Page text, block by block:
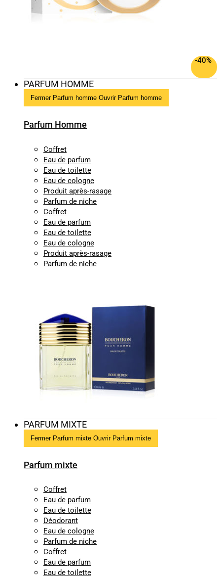
-40%
PARFUM HOMME
Fermer Parfum homme Ouvrir Parfum homme
Parfum Homme
Coffret
Eau de parfum
Eau de toilette
Eau de cologne
Produit après-rasage
Parfum de niche
Coffret
Eau de parfum
Eau de toilette
Eau de cologne
Produit après-rasage
Parfum de niche
PARFUM MIXTE
Fermer Parfum mixte Ouvrir Parfum mixte
Parfum mixte
Coffret
Eau de parfum
Eau de toilette
Déodorant
Eau de cologne
Parfum de niche
Coffret
Eau de parfum
Eau de toilette